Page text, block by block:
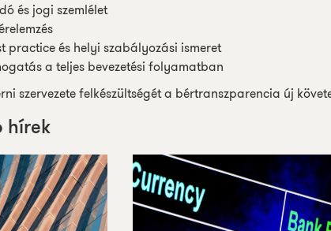
és jogi szemlélet
practice és helyi szabályozási ismeret
a teljes bevezetési folyamatban
szervezetefelkészültségéta bértranszparencia új
hírek